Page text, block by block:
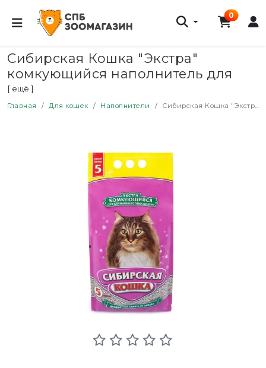
0
Сибирская Кошка "Экстра"
комкующийся наполнитель для
длинношерстных кошек - 5 л (5 кг)
[ ещё ]
Главная Для кошек Наполнители Сибирская Кошка "Экстра" комкующийся наполнитель для длинношерстных кошек - 5 л (5 кг)